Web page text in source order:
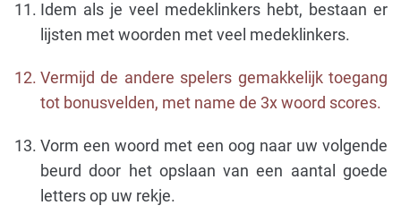
Idem als je veel medeklinkers hebt, bestaan er
lijsten met woorden met veel medeklinkers.
Vermijd de andere spelers gemakkelijk toegang
tot bonusvelden, met name de 3x woord scores.
Vorm een woord met een oog naar uw volgende
beurd door het opslaan van een aantal goede
letters op uw rekje.